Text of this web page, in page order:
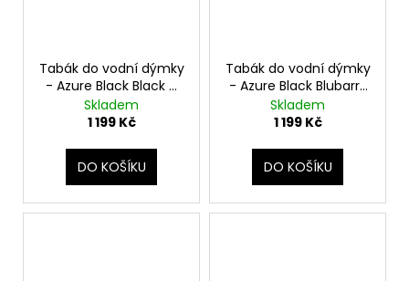
Tabák do vodní dýmky
- Azure Black Black T
250g
Skladem
1 199 Kč
DO KOŠÍKU
Tabák do vodní dýmky
- Azure Black Blubarry
250g
Skladem
1 199 Kč
DO KOŠÍKU